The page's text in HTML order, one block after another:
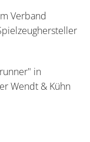
Verband
in
Wendt & Kühn